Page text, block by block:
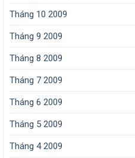
Tháng 10 2009
Tháng 9 2009
Tháng 8 2009
Tháng 7 2009
Tháng 6 2009
Tháng 5 2009
Tháng 4 2009